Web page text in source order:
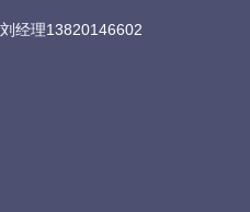
经理13820146602